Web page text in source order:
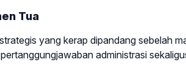
Tua
yang kerap dipandang sebelah
administrasi